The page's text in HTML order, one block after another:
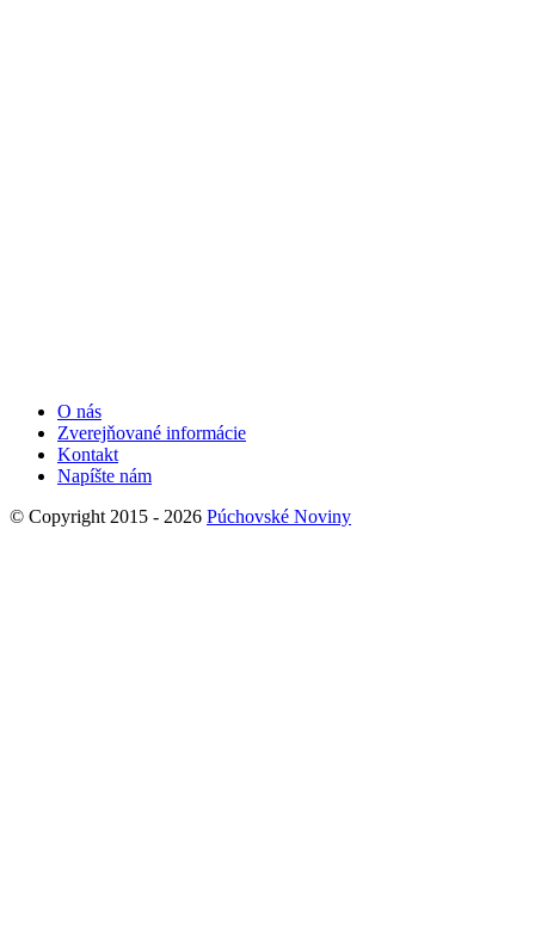
O nás
Zverejňované informácie
Kontakt
Napíšte nám
© Copyright 2015 - 2026 Púchovské Noviny